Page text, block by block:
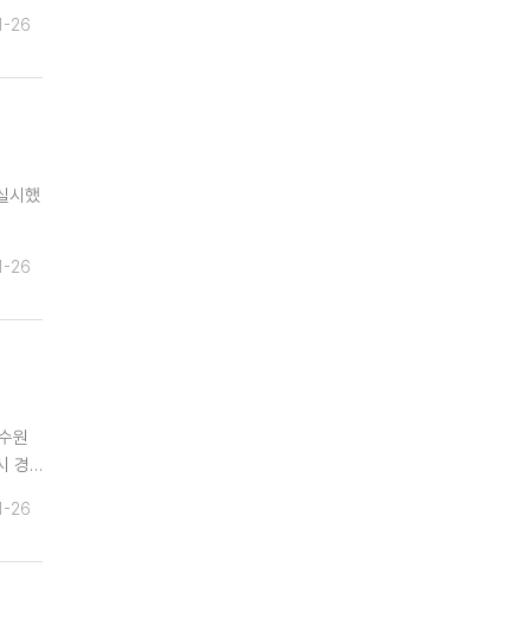
26
시했
26
원
경…
26